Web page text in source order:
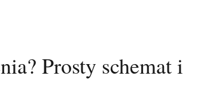
Prosty schemat i